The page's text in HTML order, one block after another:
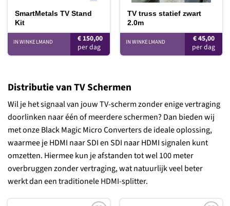
SmartMetals TV Stand
Kit
€ 150,00
IN WINKELMAND
TV truss statief zwart
2.0m
€45,00
IN WINKELMAND
Distributie van TV Schermen
Wil je het signaal van jouw TV-scherm zonder enige vertraging
doorlinken naar één of meerdere schermen? Dan bieden wij
met onze Black Magic Micro Converters de ideale oplossing,
waarmee je HDMI naar SDI en SDI naar HDMI signalen kunt
omzetten. Hiermee kun je afstanden tot wel 100 meter
overbruggen zonder vertraging, wat natuurlijk veel beter
werkt dan een traditionele HDMI-splitter.